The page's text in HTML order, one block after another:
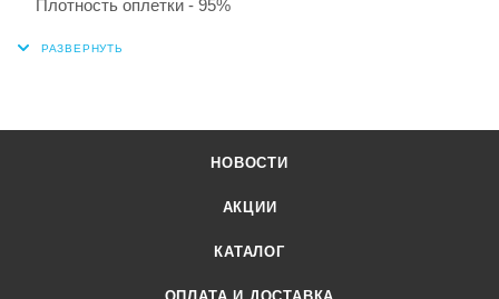
Плотность оплетки - 95%
НОВОСТИ
АКЦИИ
КАТАЛОГ